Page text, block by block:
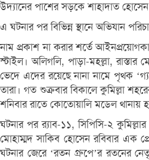
উদ্যানের পাশের সড়কে শাহাদাত
এ ঘটনার পর বিভিন্ন স্থানে অভিযান
নাম প্রকাশ না করার শর্তে
স্টাইল। অলিগলি, পাড়া-মহল্লা,
ভেদে এদের রয়েছে নানা নামে পৃথক
তারা। গত শুক্রবার বিকালে কুমিল্লা
শনিবার রাতে কোতোয়ালি মডেল থানায়
ঘটনার পর র‍্যাব-১১, সিপিসি-২
মোহাম্মদ সাকিব হোসেন রবিবার এক
ঘটনার জেরে ‘রতন গ্রুপে’র রতনের